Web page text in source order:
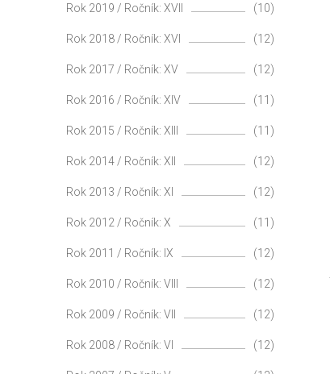
Rok 2019 / Ročník: XVII (10)
Rok 2018 / Ročník: XVI (12)
Rok 2017 / Ročník: XV (12)
Rok 2016 / Ročník: XIV (11)
Rok 2015 / Ročník: XIII (11)
Rok 2014 / Ročník: XII (12)
Rok 2013 / Ročník: XI (12)
Rok 2012 / Ročník: X (11)
Rok 2011 / Ročník: IX (12)
Rok 2010 / Ročník: VIII (12)
Rok 2009 / Ročník: VII (12)
Rok 2008 / Ročník: VI (12)